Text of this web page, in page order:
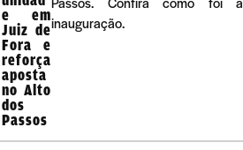
e em
Juiz de
Fora e
reforça
aposta
no Alto
dos
Passos
inauguração.